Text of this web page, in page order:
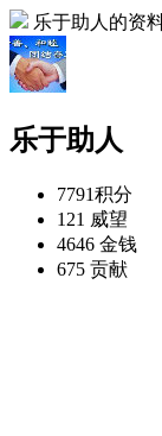
乐于助人的资
乐于助人
7791积分
121 威望
4646 金钱
675 贡献